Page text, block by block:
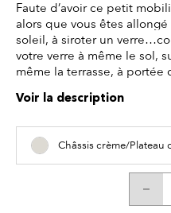
Faute d’avoir ce petit
alors que vous êtes
soleil, à siroter un
votre verre à même le sol,
même la terrasse, à
Voir la description
Châssis crème/Plateau